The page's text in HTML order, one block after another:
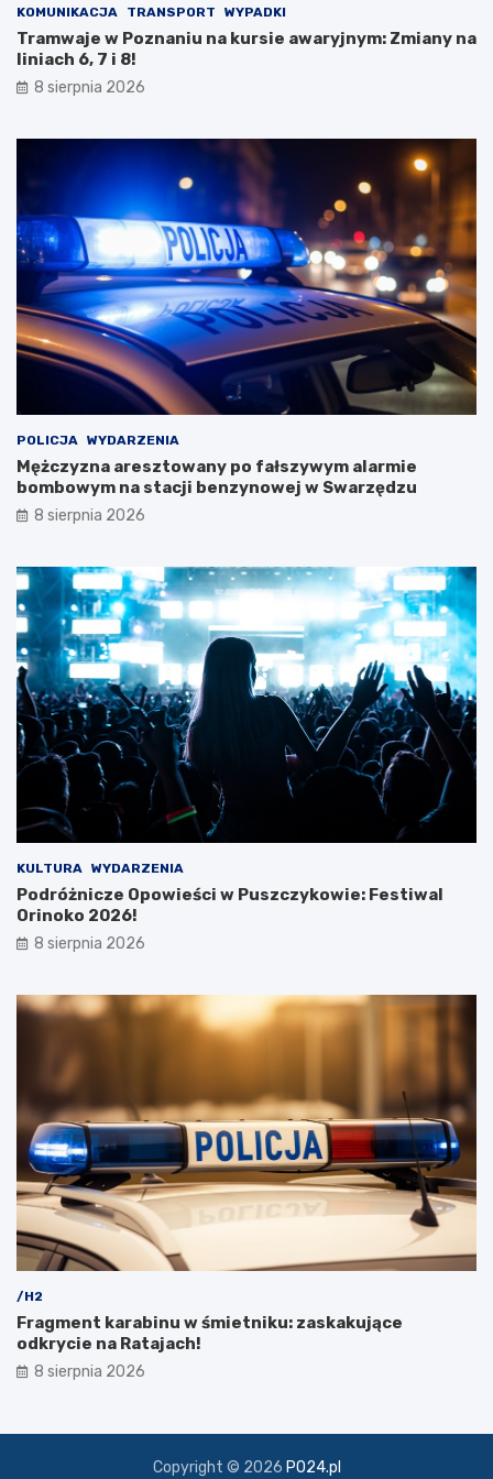
m
a
l
w
i
e
j
e
z
o
r
o
r
e
t
y
a
ł
e
j
D
a
m
y
!
o
r
i
G
i
K
o
s
t
z
y
n
T
i
R
p
c
z
a
s
w
y
j
ą
t
k
o
w
e
j
w
y
c
e
z
k
KOMUNIKACJA TRANSPORT WYPADKI
Tramwaje w Poznaniu na kursie awaryjnym: Zmiany na
liniach 6, 7 i 8!
8 sierpnia 2026
POLICJA WYDARZENIA
Mężczyzna aresztowany po fałszywym alarmie
bombowym na stacji benzynowej w Swarzędzu
8 sierpnia 2026
KULTURA WYDARZENIA
Podróżnicze Opowieści w Puszczykowie: Festiwal
Orinoko 2026!
8 sierpnia 2026
/H2
Fragment karabinu w śmietniku: zaskakujące
odkrycie na Ratajach!
8 sierpnia 2026
Copyright © 2026 PO24.pl